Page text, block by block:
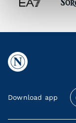
Download app